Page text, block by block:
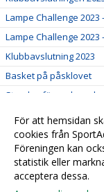
Lampe Challenge
Lampe Challenge
Klubbavslutning 2023
Basket på påsklovet
Styrelse för
Hammarby Basketball
Basket på sportlovet
Årsmöte - Hammarby
För att hemsidan
cookies från
Föreningen kan
statistik eller
acceptera dessa.